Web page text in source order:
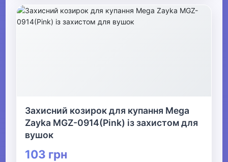
Захисний козирок для купання Mega
Zayka MGZ-0914(Pink) із захистом для
вушок
103 грн